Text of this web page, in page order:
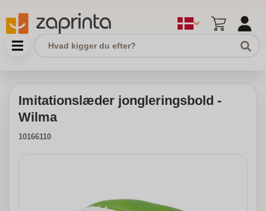
Imitationslæder jongleringsbold -
Wilma
10166110